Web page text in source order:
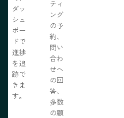
ダッ
シュ
ボー
ドで
進捗
を追
跡で
きま
す。
ティ
ング
の予
約、
問い
合わ
せへ
の回
答、
多数
の顧